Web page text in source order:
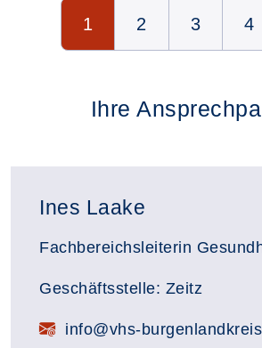
Seite 1 von 4
1 2 3 4
Ihre
Ines Laake
Fachbereichsleiterin
Geschäftsstelle: Zeitz
E-Mail:info@vhs-